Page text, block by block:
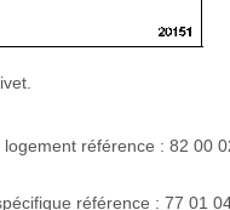
référence : 82 00
référence : 77 01